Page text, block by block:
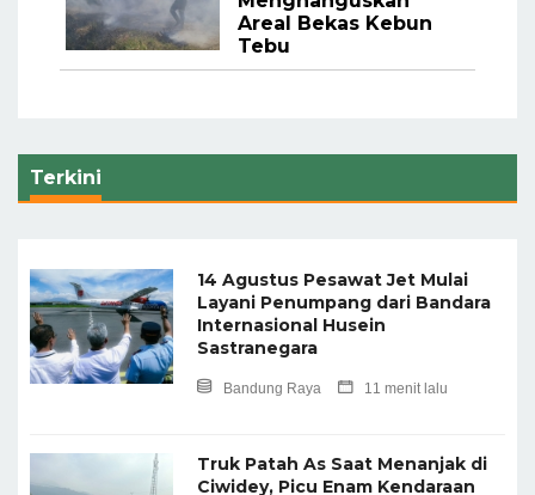
Areal Bekas Kebun
Tebu
Terkini
14 Agustus Pesawat Jet Mulai
Layani Penumpang dari Bandara
Internasional Husein
Sastranegara
Bandung Raya 11 menit lalu
Truk Patah As Saat Menanjak di
Ciwidey, Picu Enam Kendaraan